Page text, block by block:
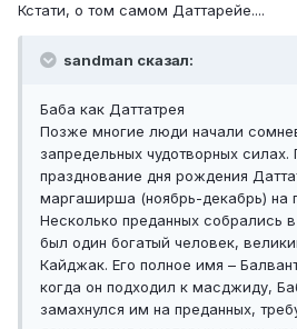
Кстати, о том самом Даттарейе....
sandman сказал:
Баба как Даттатрея
Позже многие люди начали
запредельных чудотворных
празднование дня рождения
маргаширша (ноябрь-декабрь) на
Несколько преданных собрались
был один богатый человек,
Кайджак. Его полное имя –
когда он подходил к масджиду,
замахнулся им на преданных,